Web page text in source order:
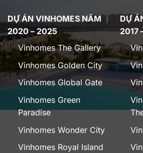
DỰ ÁN VINHOMES NĂM
2020 – 2025
Vinhomes The Gallery
Vinhomes Golden City
Vinhomes Global Gate
Vinhomes Green
Paradise
Vinhomes Wonder City
Vinhomes Royal Island
DỰ
2017